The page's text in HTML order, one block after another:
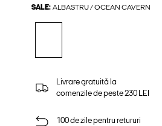
SALE: ALBASTRU / OCEAN CAVERN
Livrare gratuită la
comenzile de peste 230 LEI
100 de zile pentru retururi